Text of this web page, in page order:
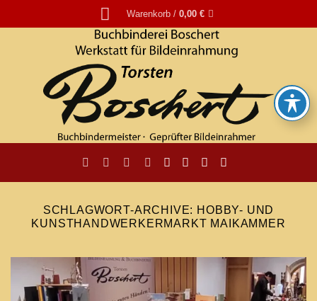
Inhalt
Warenkorb /0,00€
SCHLAGWORT-ARCHIVE: HOBBY- UND
KUNSTHANDWERKERMARKT MAIKAMMER